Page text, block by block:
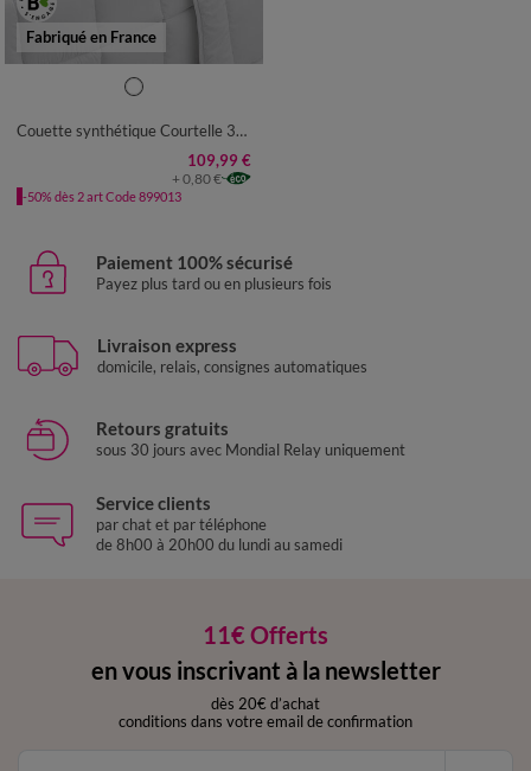
Fabriqué en France
Couette synthétique Courtelle 300 g/m²
109,99 €
+ 0,80 €
-50% dès 2 art Code 899013
Paiement 100% sécurisé
Payez plus tard ou en plusieurs fois
Livraison express
domicile, relais, consignes automatiques
Retours gratuits
sous 30 jours avec Mondial Relay uniquement
Service clients
par chat et par téléphone
de 8h00 à 20h00 du lundi au samedi
11€ Offerts
en vous inscrivant à la newsletter
dès 20€ d’achat
conditions dans votre email de confirmation